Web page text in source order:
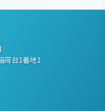
荷台1番地1